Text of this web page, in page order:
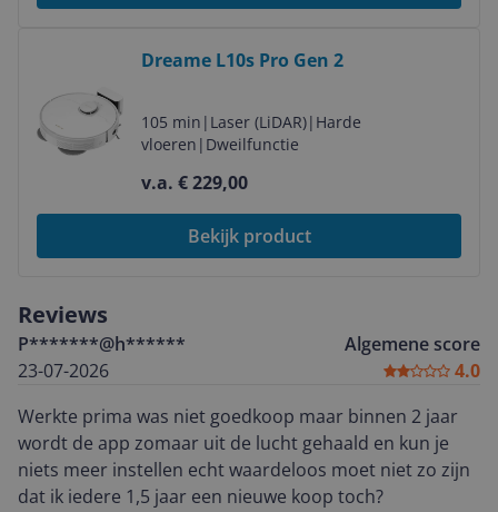
Dreame L10s Pro Gen 2
105 min | Laser (LiDAR)| Harde
vloeren | Dweilfunctie
v.a. € 229,00
Bekijk product
Reviews
P*******@h******
23-07-2026
Algemene score
4.0
Werkte prima was niet goedkoop maar binnen 2 jaar
wordt de app zomaar uit de lucht gehaald en kun je
niets meer instellen echt waardeloos moet niet zo zijn
dat ik iedere 1,5 jaar een nieuwe koop toch?